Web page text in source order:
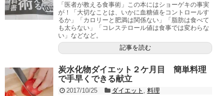
「医者が教える食事術」この本にはショーゲキの事実
が！「大切なことは、いかに血糖値をコントロールす
るか」「カロリーと肥満は関係ない」「脂肪は食べて
も太らない」「コレステロール値は食事では変わらな
い」などなど。
記事を読む
炭水化物ダイエット２ケ月目 簡単料理
で手早くできる献立
2017/10/25 ダイエット
料理